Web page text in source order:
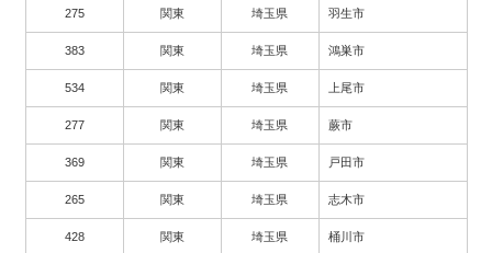
275 関東 埼玉県 羽生市
383 関東 埼玉県 鴻巣市
534 関東 埼玉県 上尾市
277 関東 埼玉県 蕨市
369 関東 埼玉県 戸田市
265 関東 埼玉県 志木市
428 関東 埼玉県 桶川市